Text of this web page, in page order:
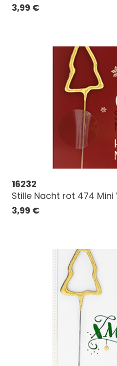
3,99 €
16232
Stille Nacht rot 474
3,99 €